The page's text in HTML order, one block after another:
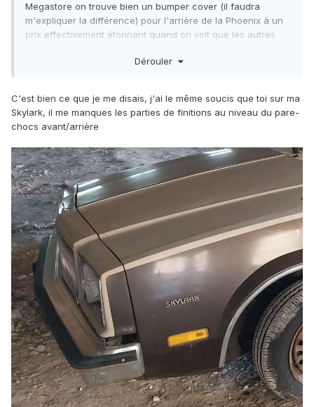
Megastore on trouve bien un bumper cover (il faudra
m'expliquer la différence) pour l'arrière de la Phoenix à un
prix effectivement étonnant quand on voit que les autres
pour l'Oldsmobile Omega, ni d'ailleurs pour la Buick Skylark
Chez Replica Plastic, c'est simple: ils ne connaissent pas
les Xcars de chez GM....
Cela fait des années que je cherche ces pièces mais sans
succès. La matière d'origine se désagrège avec le temps,
ça durcit, se fissure et part en petits morceaux sur la
route....
Exemple pour l'avant
Dérouler
C'est bien ce que je me disais, j'ai le même soucis que toi sur ma
Skylark, il me manques les parties de finitions au niveau du pare-
chocs avant/arrière